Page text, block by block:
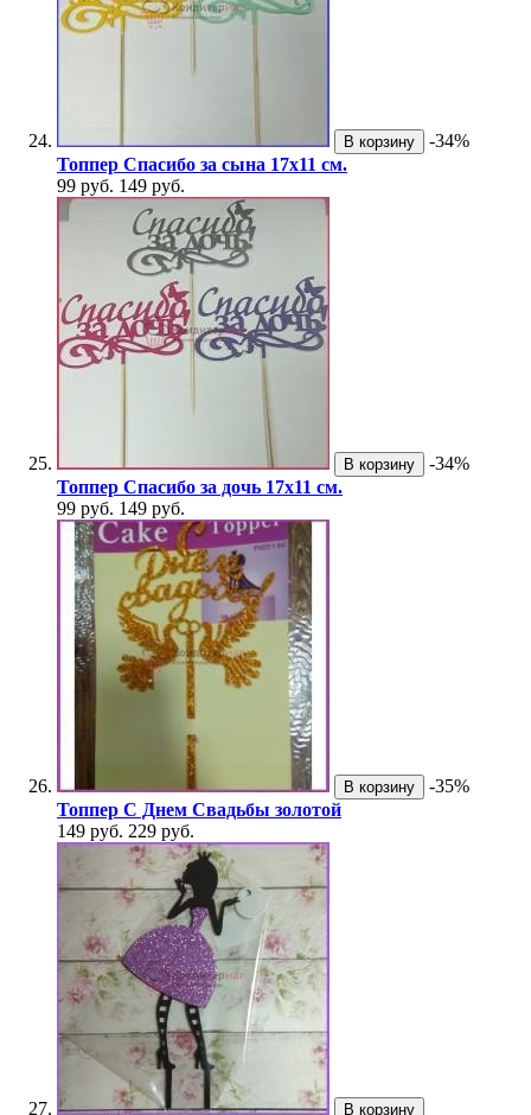
В корзину
-34%
Топпер Спасибо за сына 17х11 см.
99 руб. 149 руб.
В корзину
-34%
Топпер Спасибо за дочь 17х11 см.
99 руб. 149 руб.
В корзину
-35%
Топпер С Днем Свадьбы золотой
149 руб. 229 руб.
В корзину